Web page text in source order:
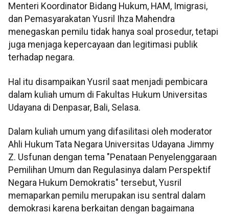
Menteri Koordinator Bidang Hukum, HAM, Imigrasi,
dan Pemasyarakatan Yusril Ihza Mahendra
menegaskan pemilu tidak hanya soal prosedur, tetapi
juga menjaga kepercayaan dan legitimasi publik
terhadap negara.
Hal itu disampaikan Yusril saat menjadi pembicara
dalam kuliah umum di Fakultas Hukum Universitas
Udayana di Denpasar, Bali, Selasa.
Dalam kuliah umum yang difasilitasi oleh moderator
Ahli Hukum Tata Negara Universitas Udayana Jimmy
Z. Usfunan dengan tema "Penataan Penyelenggaraan
Pemilihan Umum dan Regulasinya dalam Perspektif
Negara Hukum Demokratis" tersebut, Yusril
memaparkan pemilu merupakan isu sentral dalam
demokrasi karena berkaitan dengan bagaimana